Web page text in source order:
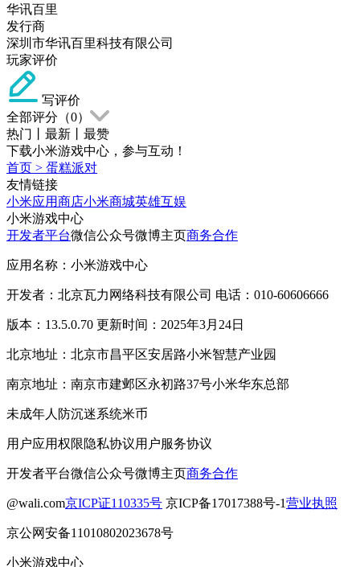
华讯百里
发行商
深圳市华讯百里科技有限公司
玩家评价
写评价
全部评分（0）
热门
最新
最赞
下载小米游戏中心，参与互动！
首页 > 蛋糕派对
友情链接
小米应用商店小米商城英雄互娱
小米游戏中心
开发者平台微信公众号微博主页商务合作
应用名称：小米游戏中心
开发者：北京瓦力网络科技有限公司 电话：010-60606666
版本：13.5.0.70 更新时间：2025年3月24日
北京地址：北京市昌平区安居路小米智慧产业园
南京地址：南京市建邺区永初路37号小米华东总部
未成年人防沉迷系统米币
用户应用权限隐私协议用户服务协议
开发者平台微信公众号微博主页商务合作
@wali.com京ICP证110335号 京ICP备17017388号-1营业执照
京公网安备11010802023678号
小米游戏中心